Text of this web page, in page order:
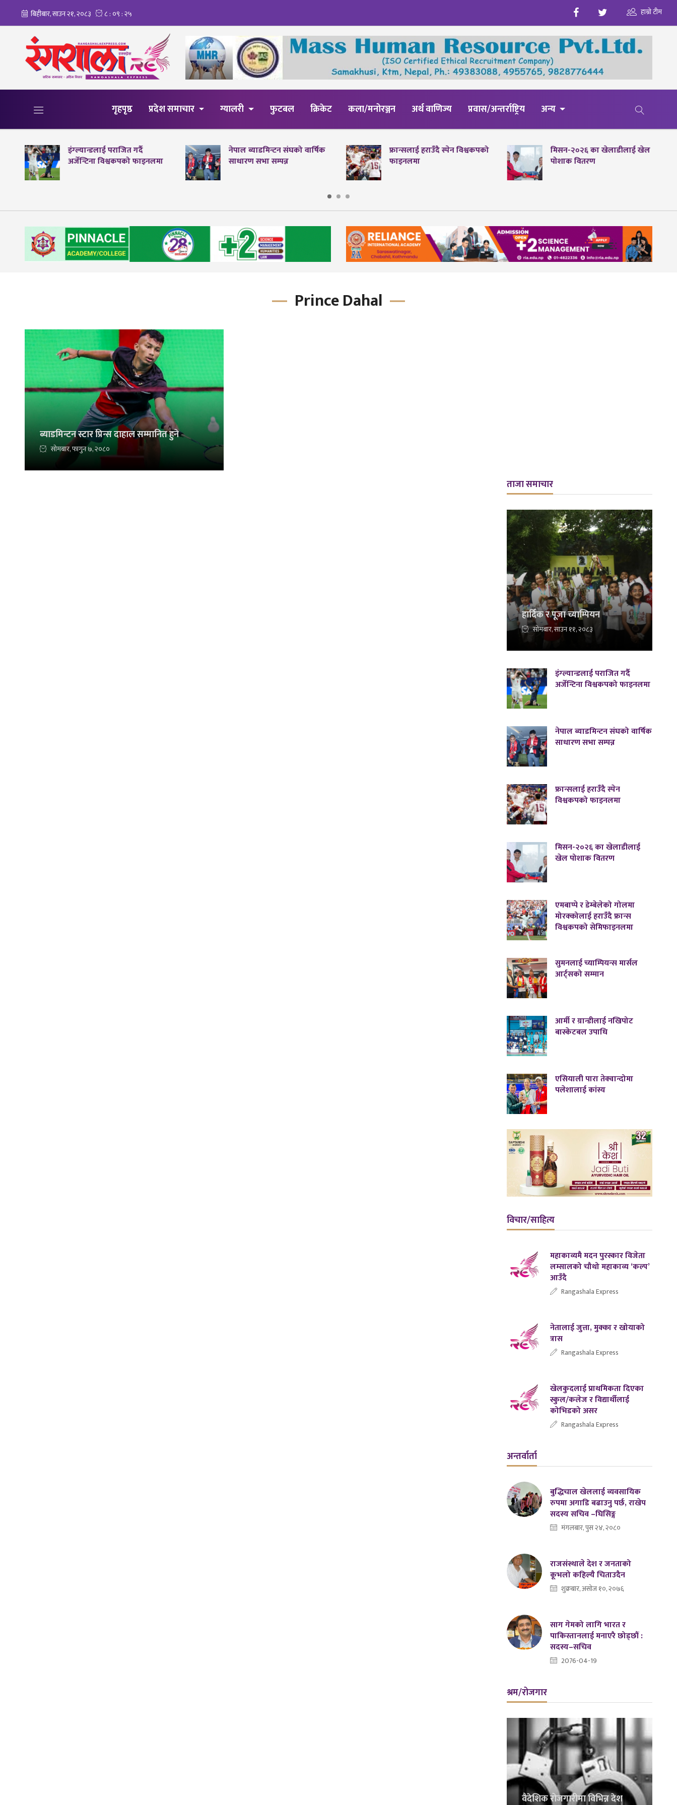
हाम्रो टीम
गृहपृष्ठ प्रदेश समाचार ग्यालरी फुटबल क्रिकेट कला/मनोरञ्जन अर्थ वाणिज्य प्रवास/अन्तर्राष्ट्रिय अन्य
इंग्ल्यान्डलाई पराजित गर्दै
अर्जेन्टिना विश्वकपको फाइनलमा
नेपाल ब्याडमिन्टन संघको वार्षिक
साधारण सभा सम्पन्न
फ्रान्सलाई हराउँदै स्पेन विश्वकपको
फाइनलमा
मिसन-२०२६ का खेलाडीलाई खेल
पोशाक वितरण
Prince Dahal
ब्याडमिन्टन स्टार प्रिन्स दाहाल सम्मानित हुने
सोमबार, फागुन ७, २०८०
ताजा समाचार
हार्दिक र पूजा च्याम्पियन
सोमबार, साउन ११, २०८३
इंग्ल्यान्डलाई पराजित गर्दै
अर्जेन्टिना विश्वकपको फाइनलमा
नेपाल ब्याडमिन्टन संघको वार्षिक
साधारण सभा सम्पन्न
फ्रान्सलाई हराउँदै स्पेन
विश्वकपको फाइनलमा
मिसन-२०२६ का खेलाडीलाई
खेल पोशाक वितरण
एमबाप्पे र डेम्बेलेको गोलमा
मोरक्कोलाई हराउँदै फ्रान्स
विश्वकपको सेमिफाइनलमा
सुमनलाई च्याम्पियन्स मार्सल
आर्ट्सको सम्मान
आर्मी र ग्रान्डीलाई नखिपोट
बास्केटबल उपाधि
एसियाली पारा तेक्वान्दोमा
पलेशालाई कांस्य
विचार/साहित्य
महाकाव्यमै मदन पुरस्कार विजेता
लम्सालको चौथो महाकाव्य ‘कल्प’
आउँदै
Rangashala Express
नेतालाई जुत्ता, मुक्का र खोयाको
त्रास
Rangashala Express
खेलकुदलाई प्राथमिकता दिएका
स्कुल/कलेज र विद्यार्थीलाई
कोभिडको असर
Rangashala Express
अन्तर्वार्ता
बुद्धिचाल खेललाई व्यवसायिक
रुपमा अगाडि बढाउनु पर्छ, राखेप
सदस्य सचिव –घिसिङ्ग
मंगलबार, पुस २४, २०८०
राजसंस्थाले देश र जनताको
कूभलो कहिल्यै चिताउदैन
शुक्रबार, असोज १०, २०७६
साग गेमको लागि भारत र
पाकिस्तानलाई मनाएरै छोड्छौं :
सदस्य–सचिव
2076-04-19
श्रम/रोजगार
वैदेशिक रोजगारीमा विभिन्न देश